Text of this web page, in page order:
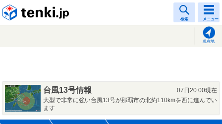
検索 メニュー
現在地
台風13号情報
07日20:00現在
大型で非常に強い台風13号が那覇市の北約110kmを西に進んでい
ます